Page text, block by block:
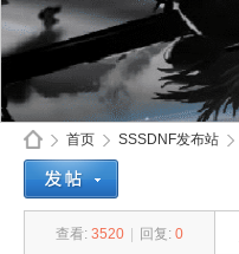
首页
›
SSSDNF发布站
查看: 3520 回复: 0